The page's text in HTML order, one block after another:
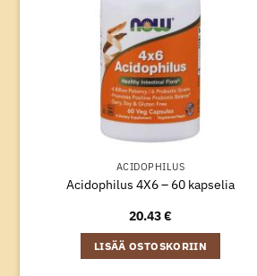
ACIDOPHILUS
Acidophilus 4X6 – 60 kapselia
20.43€
LISÄÄ OSTOSKORIIN